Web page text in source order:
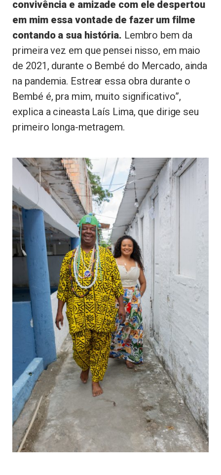
convivência e amizade com ele despertou
em mim essa vontade de fazer um filme
contando a sua história. Lembro bem da
primeira vez em que pensei nisso, em maio
de 2021, durante o Bembé do Mercado, ainda
na pandemia. Estrear essa obra durante o
Bembé é, pra mim, muito significativo”,
explica a cineasta Laís Lima, que dirige seu
primeiro longa-metragem.